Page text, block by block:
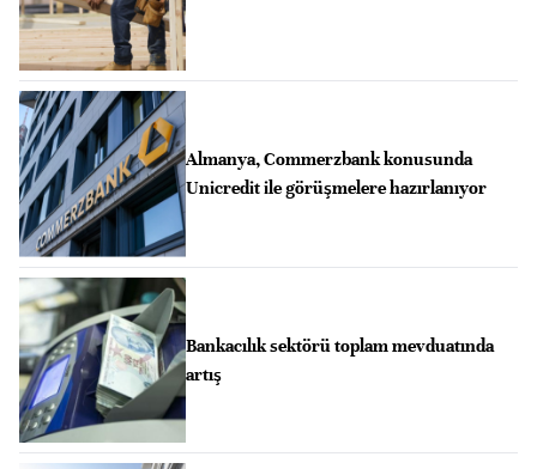
Almanya, Commerzbank konusunda
Unicredit ile görüşmelere hazırlanıyor
Bankacılık sektörü toplam mevduatında
artış